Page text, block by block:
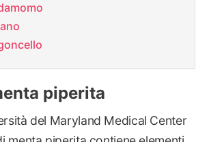
piperita
del Maryland Medical Center